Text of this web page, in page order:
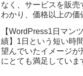
なく、サービスを販売
わかり、価格以上の価
【WordPress1日マン
績】1日という短い時
望んでいたイメージが
にとても満足していま